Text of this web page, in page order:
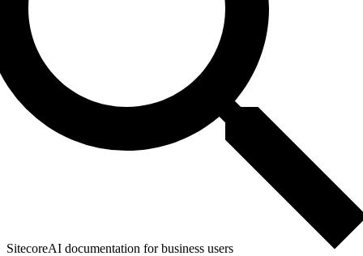
SitecoreAI documentation for business users